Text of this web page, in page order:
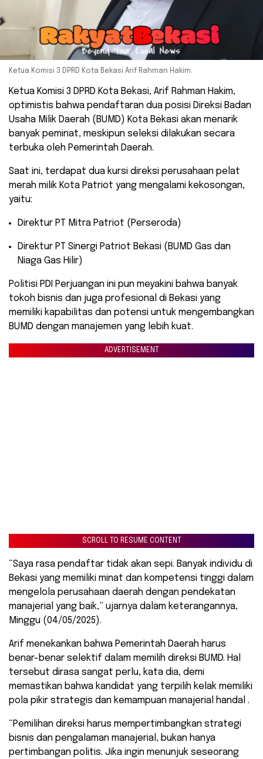
Ketua Komisi 3 DPRD Kota Bekasi Arif Rahman Hakim.
Ketua Komisi 3 DPRD Kota Bekasi, Arif Rahman Hakim,
optimistis bahwa pendaftaran dua posisi Direksi Badan
Usaha Milik Daerah (BUMD) Kota Bekasi akan menarik
banyak peminat, meskipun seleksi dilakukan secara
terbuka oleh Pemerintah Daerah.
Saat ini, terdapat dua kursi direksi perusahaan pelat
merah milik Kota Patriot yang mengalami kekosongan,
yaitu:
Direktur PT Mitra Patriot (Perseroda)
Direktur PT Sinergi Patriot Bekasi (BUMD Gas dan
Niaga Gas Hilir)
Politisi PDI Perjuangan ini pun meyakini bahwa banyak
tokoh bisnis dan juga profesional di Bekasi yang
memiliki kapabilitas dan potensi untuk mengembangkan
BUMD dengan manajemen yang lebih kuat.
ADVERTISEMENT
SCROLL TO RESUME CONTENT
“Saya rasa pendaftar tidak akan sepi. Banyak individu di
Bekasi yang memiliki minat dan kompetensi tinggi dalam
mengelola perusahaan daerah dengan pendekatan
manajerial yang baik,” ujarnya dalam keterangannya,
Minggu (04/05/2025).
Arif menekankan bahwa Pemerintah Daerah harus
benar-benar selektif dalam memilih direksi BUMD. Hal
tersebut dirasa sangat perlu, kata dia, demi
memastikan bahwa kandidat yang terpilih kelak memiliki
pola pikir strategis dan kemampuan manajerial handal .
“Pemilihan direksi harus mempertimbangkan strategi
bisnis dan pengalaman manajerial, bukan hanya
pertimbangan politis. Jika ingin menunjuk seseorang